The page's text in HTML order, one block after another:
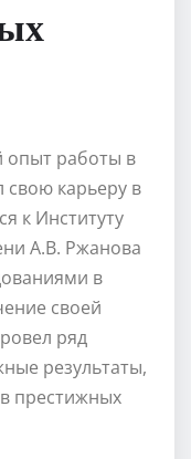
опыт работы в
свою карьеру в
к Институту
А.В. Ржанова
в
своей
ряд
результаты,
престижных